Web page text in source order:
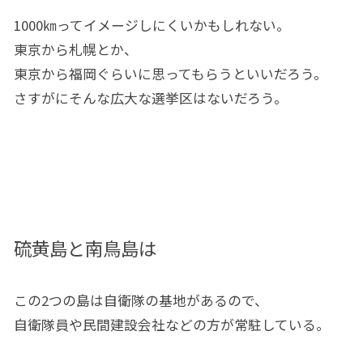
1000㎞ってイメージしにくいかもしれない。
東京から札幌とか、
東京から福岡ぐらいに思ってもらうといいだろう。
さすがにそんな広大な選挙区はないだろう。
硫黄島と南鳥島は
この2つの島は自衛隊の基地があるので、
自衛隊員や民間建設会社などの方が常駐している。